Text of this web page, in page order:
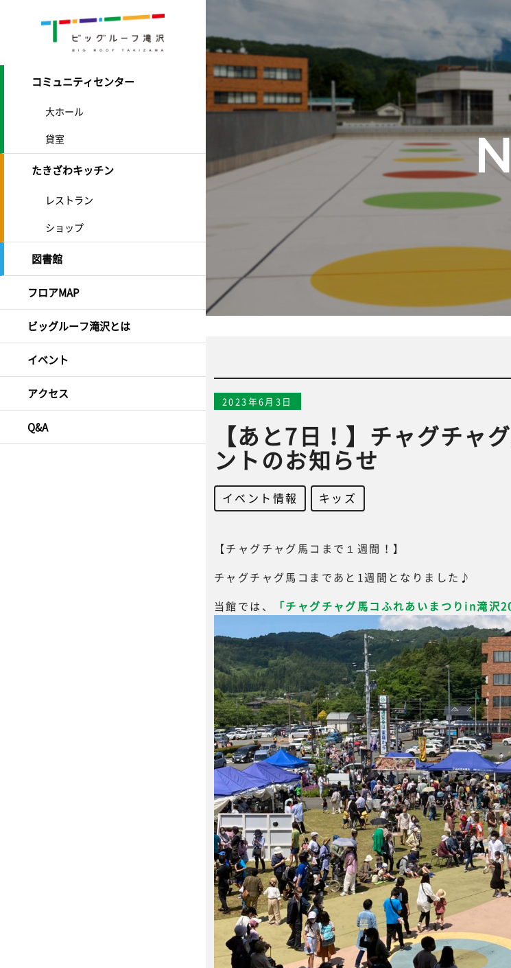
コミュニティセンター
大ホール
貸室
たきざわキッチン
レストラン
ショップ
図書館
フロアMAP
ビッグルーフ滝沢とは
イベント
アクセス
Q&A
2023年6月3日
【あと7日！】チャグチャ
ントのお知らせ
イベント情報 キッズ
【チャグチャグ馬コまで１週間！】
チャグチャグ馬コまであと1週間となりました♪
当館では、
「チャグチャグ馬コふれあいまつりin滝沢